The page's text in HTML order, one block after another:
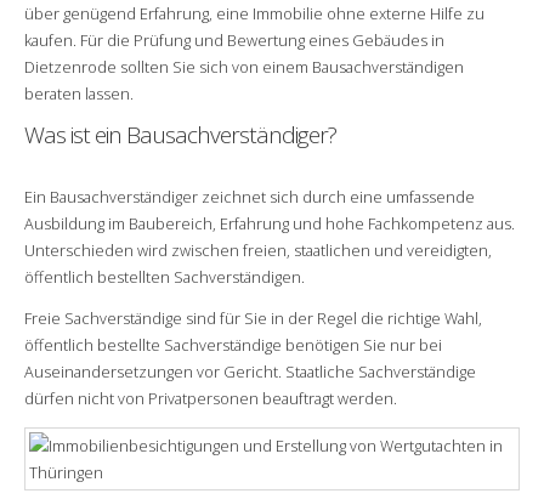
über genügend Erfahrung, eine Immobilie ohne externe Hilfe zu
kaufen. Für die Prüfung und Bewertung eines Gebäudes in
Dietzenrode sollten Sie sich von einem Bausachverständigen
beraten lassen.
Was ist ein Bausachverständiger?
Ein Bausachverständiger zeichnet sich durch eine umfassende
Ausbildung im Baubereich, Erfahrung und hohe Fachkompetenz aus.
Unterschieden wird zwischen freien, staatlichen und vereidigten,
öffentlich bestellten Sachverständigen.
Freie Sachverständige sind für Sie in der Regel die richtige Wahl,
öffentlich bestellte Sachverständige benötigen Sie nur bei
Auseinandersetzungen vor Gericht. Staatliche Sachverständige
dürfen nicht von Privatpersonen beauftragt werden.